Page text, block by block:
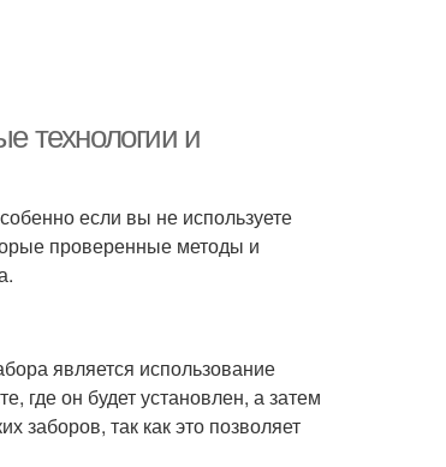
технологии и
если вы не используете
проверенные методы и
является использование
где он будет установлен, а затем
заборов, так как это позволяет